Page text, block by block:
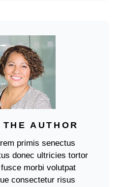
AUTHOR
primis senectus
donec ultricies tortor
morbi volutpat
consectetur risus